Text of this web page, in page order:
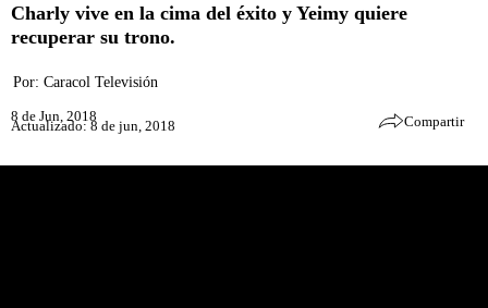
Charly vive en la cima del éxito y Yeimy quiere
recuperar su trono.
Por: Caracol Televisión
8 de Jun, 2018
Actualizado: 8 de jun, 2018 Compartir